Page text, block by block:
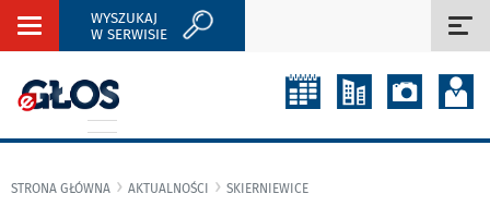
Rozwiń
WYSZUKAJ
W SERWISIE
STRONA GŁÓWNA AKTUALNOŚCI SKIERNIEWICE